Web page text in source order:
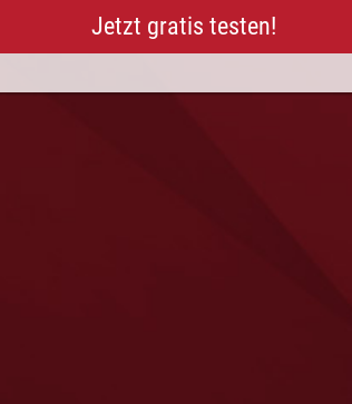
Jetzt gratis testen!